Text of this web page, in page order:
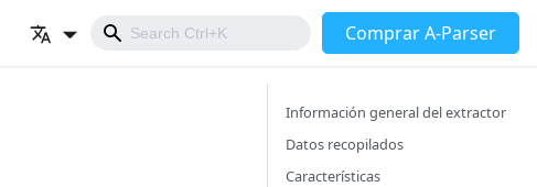
Comprar A-Parser
Información general del extractor
Datos recopilados
Características